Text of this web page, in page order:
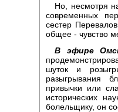
Но, несмотря
современных
сестер
общее - чувство
В эфире
шуток и
разыгрывания
привычки или
исторических
болельщику, он